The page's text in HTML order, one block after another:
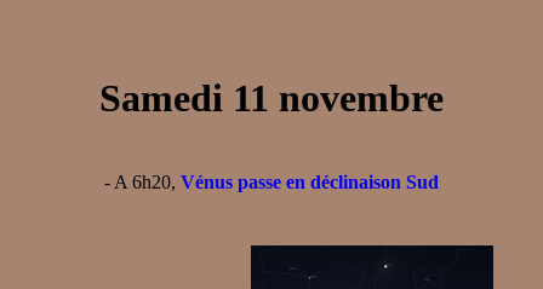
Samedi 11 novembre
- A 6h20, Vénus passe en déclinaison Sud